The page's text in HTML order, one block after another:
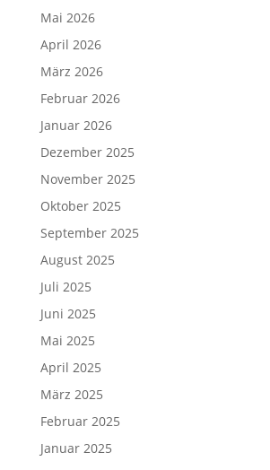
Mai 2026
April 2026
März 2026
Februar 2026
Januar 2026
Dezember 2025
November 2025
Oktober 2025
September 2025
August 2025
Juli 2025
Juni 2025
Mai 2025
April 2025
März 2025
Februar 2025
Januar 2025